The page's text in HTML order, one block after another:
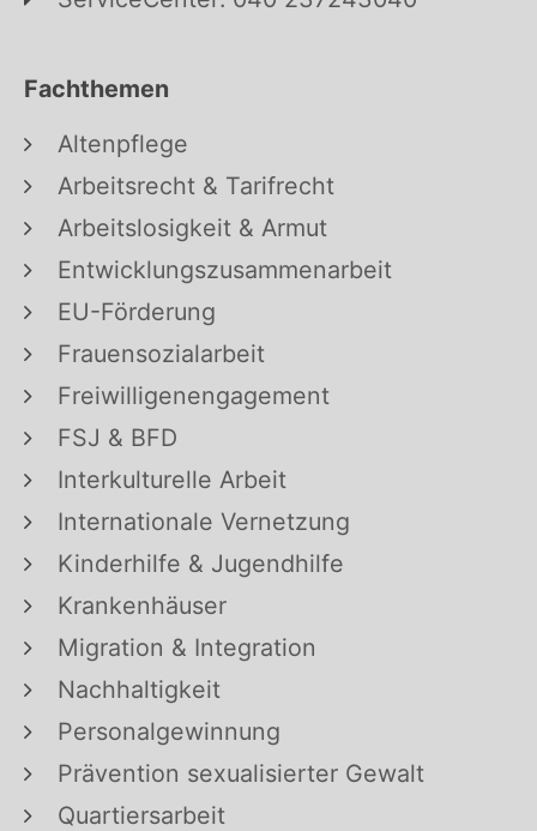
Fachthemen
Altenpflege
Arbeitsrecht & Tarifrecht
Arbeitslosigkeit & Armut
Entwicklungszusammenarbeit
EU-Förderung
Frauensozialarbeit
Freiwilligenengagement
FSJ & BFD
Interkulturelle Arbeit
Internationale Vernetzung
Kinderhilfe & Jugendhilfe
Krankenhäuser
Migration & Integration
Nachhaltigkeit
Personalgewinnung
Prävention sexualisierter Gewalt
Quartiersarbeit